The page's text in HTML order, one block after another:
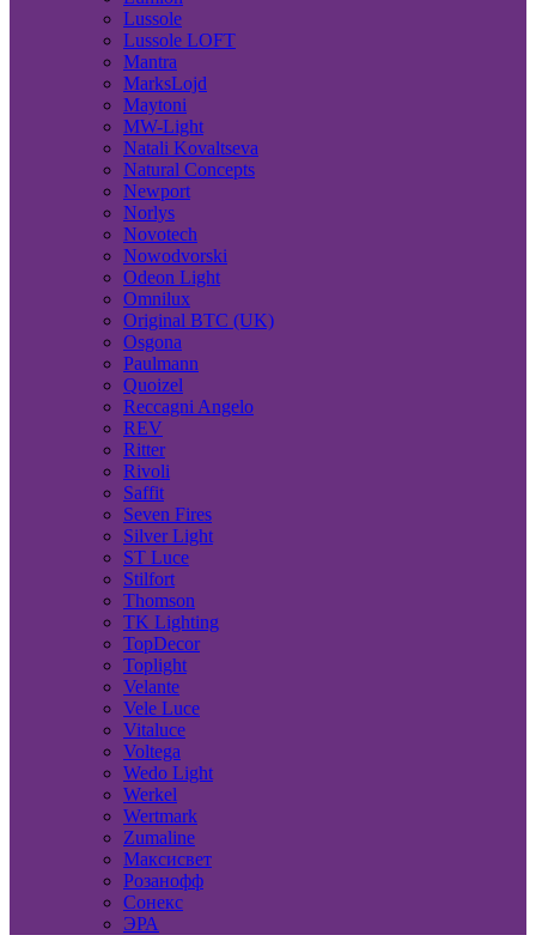
Lussole
Lussole LOFT
Mantra
MarksLojd
Maytoni
MW-Light
Natali Kovaltseva
Natural Concepts
Newport
Norlys
Novotech
Nowodvorski
Odeon Light
Omnilux
Original BTC (UK)
Osgona
Paulmann
Quoizel
Reccagni Angelo
REV
Ritter
Rivoli
Saffit
Seven Fires
Silver Light
ST Luce
Stilfort
Thomson
TK Lighting
TopDecor
Toplight
Velante
Vele Luce
Vitaluce
Voltega
Wedo Light
Werkel
Wertmark
Zumaline
Максисвет
Розанофф
Сонекс
ЭРА